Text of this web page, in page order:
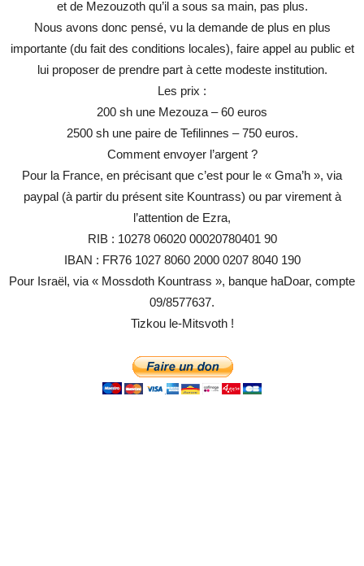
et de Mezouzoth qu’il a sous sa main, pas plus.
Nous avons donc pensé, vu la demande de plus en plus
importante (du fait des conditions locales), faire appel au public et
lui proposer de prendre part à cette modeste institution.
Les prix :
200 sh une Mezouza – 60 euros
2500 sh une paire de Tefilinnes – 750 euros.
Comment envoyer l’argent ?
Pour la France, en précisant que c’est pour le « Gma’h », via
paypal (à partir du présent site Kountrass) ou par virement à
l’attention de Ezra,
RIB : 10278 06020 00020780401 90
IBAN : FR76 1027 8060 2000 0207 8040 190
Pour Israël, via « Mossdoth Kountrass », banque haDoar, compte
09/8577637.
Tizkou le-Mitsvoth !